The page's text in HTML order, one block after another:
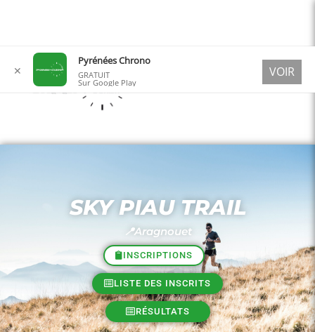
contenu
SKY PIAU TRAIL
📍Aragnouet
INSCRIPTIONS
LISTE DES INSCRITS
RÉSULTATS
✕
Pyrénées Chrono
GRATUIT
Sur Google Play
VOIR